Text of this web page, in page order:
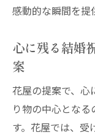
感動的な瞬間を提
心に残る結婚
案
花屋の提案で、心
り物の中心とな
す。花屋では、受